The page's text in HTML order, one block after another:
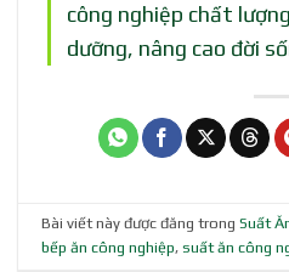
công nghiệp chất
dưỡng, nâng cao đời
Bài viết này được đăng trongSuất
bếp ăn công nghiệp,suất ăn công